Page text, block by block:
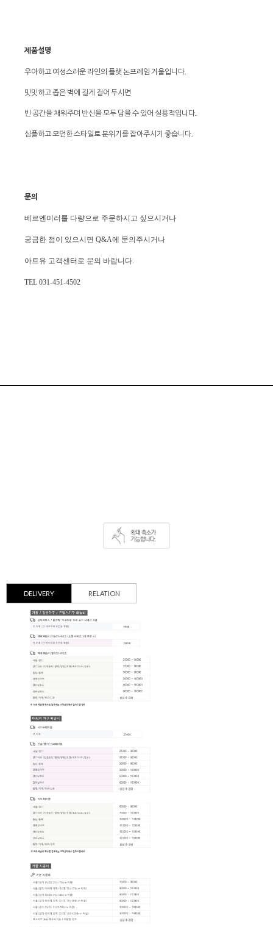
제품설명
우아하고 여성스러운 라인의 플랫 논프레임 거울입니다.
밋밋하고 좁은 벽에 길게 걸어 두시면
빈 공간을 채워주며 반신을 모두 담을 수 있어 실용적입니다.
심플하고 모던한 스타일로 분위기를 잡아주시기 좋습니다.
문의
베르엔미러를 다량으로 주문하시고 싶으시거나
궁금한 점이 있으시면 Q&A에 문의주시거나
아트유 고객센터로 문의 바랍니다.
TEL 031-451-4502
DELIVERY RELATION